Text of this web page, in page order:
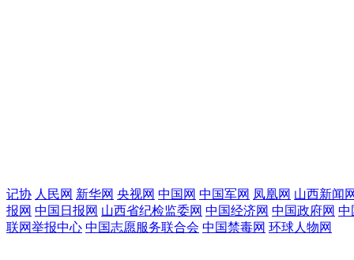
记协 人民网 新华网 央视网 中国网 中国军网 凤凰网 山西新闻
报网 中国日报网 山西省纪检监委网 中国经济网 中国政府网 中
联网举报中心 中国志愿服务联合会 中国禁毒网 环球人物网